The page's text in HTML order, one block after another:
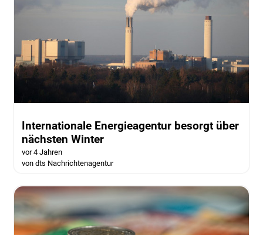
Internationale Energieagentur besorgt über
nächsten Winter
vor 4 Jahren
von dts Nachrichtenagentur